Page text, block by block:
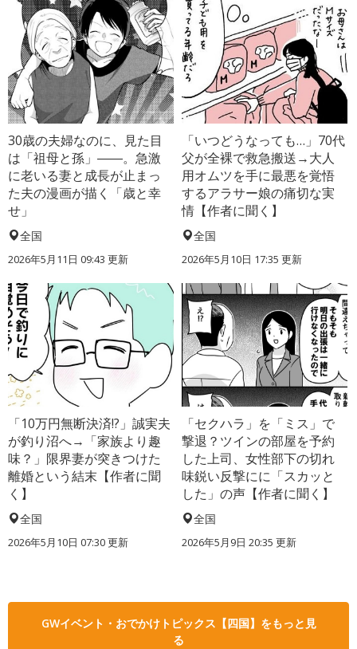
30歳の夫婦なのに、見た目
は「祖母と孫」――。急激
に老いる妻と成長が止まっ
た夫の漫画が描く「歳と幸
せ」
全国
2026年5月11日 09:43 更新
「いつどうなっても…」70代
父が全裸で救急搬送→大人
用オムツを手に最悪を覚悟
するアラサー娘の痛切な実
情【作者に聞く】
全国
2026年5月10日 17:35 更新
「10万円無断決済!?」誠実夫
が釣り沼へ→「家族より趣
味？」限界妻が突きつけた
離婚という結末【作者に聞
く】
全国
2026年5月10日 07:30 更新
「セクハラ」を「ミス」で
撃退？ツインの部屋を予約
した上司、女性部下の切れ
味鋭い反撃にに「スカッと
した」の声【作者に聞く】
全国
2026年5月9日 20:35 更新
GWイベント・おでかけトピックス【四国】をもっと見
る